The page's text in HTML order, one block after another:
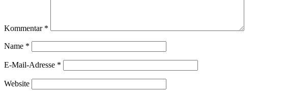
Kommentar *
Name *
E-Mail-Adresse *
Website